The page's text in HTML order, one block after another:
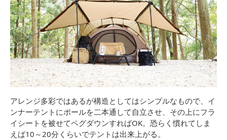
アレンジ多彩ではあるが構造としてはシンプルなもので、イ
ンナーテントにポールを二本通して自立させ、その上にフラ
イシートを被せてペグダウンすればOK。恐らく慣れてしま
えば10～20分くらいでテントは出来上がる。